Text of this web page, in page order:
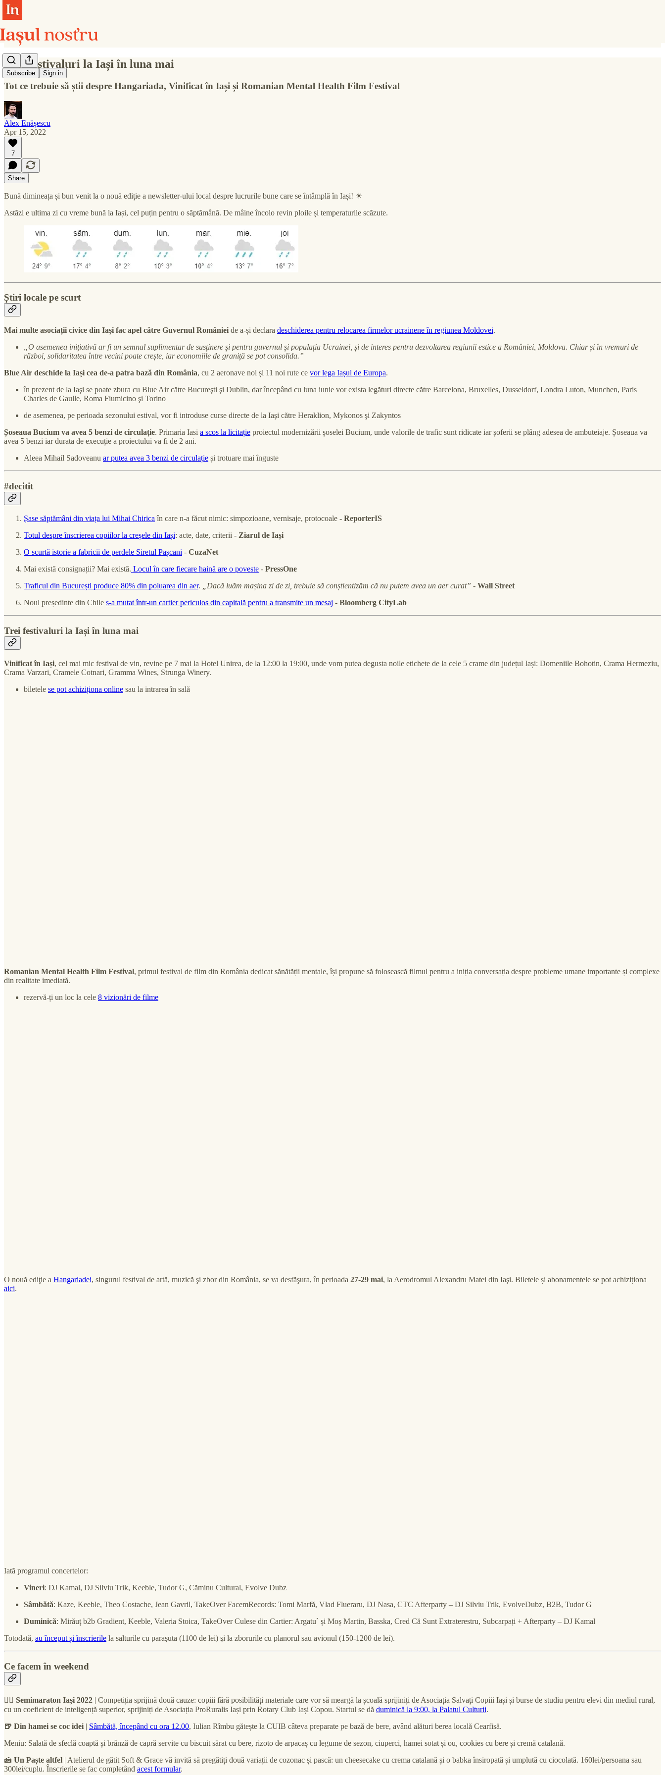
Subscribe Sign in
Trei festivaluri la Iași în luna mai
Tot ce trebuie să știi despre Hangariada, Vinificat în Iași și Romanian Mental Health Film Festival
Alex Enășescu
Apr 15, 2022
7
Share
Bună dimineața și bun venit la o nouă ediție a newsletter-ului local despre lucrurile bune care se întâmplă în Iași! ☀
Astăzi e ultima zi cu vreme bună la Iași, cel puțin pentru o săptămână. De mâine încolo revin ploile și temperaturile scăzute.
Știri locale pe scurt
Mai multe asociații civice din Iași fac apel către Guvernul României de a-și declara deschiderea pentru relocarea firmelor ucrainene în regiunea Moldovei.
„O asemenea inițiativă ar fi un semnal suplimentar de susținere și pentru guvernul și populația Ucrainei, și de interes pentru dezvoltarea regiunii estice a României, Moldova. Chiar și în vremuri de
război, solidaritatea între vecini poate crește, iar economiile de graniță se pot consolida.”
Blue Air deschide la Iași cea de-a patra bază din România, cu 2 aeronave noi și 11 noi rute ce vor lega Iașul de Europa.
în prezent de la Iaşi se poate zbura cu Blue Air către Bucureşti şi Dublin, dar începând cu luna iunie vor exista legături directe către Barcelona, Bruxelles, Dusseldorf, Londra Luton, Munchen, Paris
Charles de Gaulle, Roma Fiumicino şi Torino
de asemenea, pe perioada sezonului estival, vor fi introduse curse directe de la Iaşi către Heraklion, Mykonos şi Zakyntos
Șoseaua Bucium va avea 5 benzi de circulație. Primaria Iasi a scos la licitație proiectul modernizării șoselei Bucium, unde valorile de trafic sunt ridicate iar șoferii se plâng adesea de ambuteiaje. Șoseaua va
avea 5 benzi iar durata de execuție a proiectului va fi de 2 ani.
Aleea Mihail Sadoveanu ar putea avea 3 benzi de circulație și trotuare mai înguste
#decitit
Șase săptămâni din viața lui Mihai Chiricaîn care n-a făcut nimic: simpozioane, vernisaje, protocoale - ReporterIS
Totul despre înscrierea copiilor la creșele din Iași: acte, date, criterii - Ziarul de Iași
O scurtă istorie a fabricii de perdele Siretul Pașcani - CuzaNet
Mai există consignații? Mai există. Locul în care fiecare haină are o poveste - PressOne
Traficul din București produce 80% din poluarea din aer. „Dacă luăm mașina zi de zi, trebuie să conștientizăm că nu putem avea un aer curat” - Wall Street
Noul președinte din Chile s-a mutat într-un cartier periculos din capitală pentru a transmite un mesaj - Bloomberg CityLab
Trei festivaluri la Iași în luna mai
Vinificat în Iași, cel mai mic festival de vin, revine pe 7 mai la Hotel Unirea, de la 12:00 la 19:00, unde vom putea degusta noile etichete de la cele 5 crame din județul Iași: Domeniile Bohotin, Crama Hermeziu,
Crama Varzari, Cramele Cotnari, Gramma Wines, Strunga Winery.
biletele se pot achiziționa online sau la intrarea în sală
Romanian Mental Health Film Festival, primul festival de film din România dedicat sănătății mentale, își propune să folosească filmul pentru a iniția conversația despre probleme umane importante și complexe
din realitate imediată.
rezervă-ți un loc la cele 8 vizionări de filme
O nouă ediţie a Hangariadei, singurul festival de artă, muzică şi zbor din România, se va desfăşura, în perioada 27-29 mai, la Aerodromul Alexandru Matei din Iaşi. Biletele și abonamentele se pot achiziționa
aici.
Iată programul concertelor:
Vineri: DJ Kamal, DJ Silviu Trik, Keeble, Tudor G, Căminu Cultural, Evolve Dubz
Sâmbătă: Kaze, Keeble, Theo Costache, Jean Gavril, TakeOver FacemRecords: Tomi Marfă, Vlad Flueraru, DJ Nasa, CTC Afterparty – DJ Silviu Trik, EvolveDubz, B2B, Tudor G
Duminică: Mirăuț b2b Gradient, Keeble, Valeria Stoica, TakeOver Culese din Cartier: Argatu` și Moș Martin, Basska, Cred Că Sunt Extraterestru, Subcarpați + Afterparty – DJ Kamal
Totodată, au început și înscrierile la salturile cu paraşuta (1100 de lei) şi la zborurile cu planorul sau avionul (150-1200 de lei).
Ce facem în weekend
🏃‍♀️ Semimaraton Iași 2022 | Competiția sprijină două cauze: copiii fără posibilități materiale care vor să meargă la școală sprijiniți de Asociația Salvați Copiii Iași și burse de studiu pentru elevi din mediul rural,
cu un coeficient de inteligență superior, sprijiniți de Asociația ProRuralis Iași prin Rotary Club Iași Copou. Startul se dă duminică la 9:00, la Palatul Culturii.
🍺 Din hamei se coc idei | Sâmbătă, începând cu ora 12.00, Iulian Rîmbu gătește la CUIB câteva preparate pe bază de bere, având alături berea locală Cearfisă.
Meniu: Salată de sfeclă coaptă și brânză de capră servite cu biscuit sărat cu bere, rizoto de arpacaș cu legume de sezon, ciuperci, hamei sotat și ou, cookies cu bere și cremă catalană.
🍰 Un Paște altfel | Atelierul de gătit Soft & Grace vă invită să pregătiți două variații de cozonac și pască: un cheesecake cu crema catalană și o babka însiropată și umplută cu ciocolată. 160lei/persoana sau
300lei/cuplu. Înscrierile se fac completând acest formular.